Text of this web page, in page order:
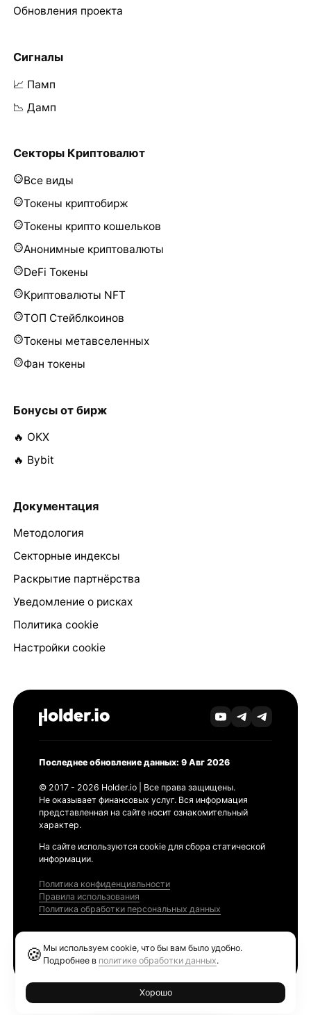
Обновления проекта
Сигналы
📈 Памп
📉 Дамп
Секторы Криптовалют
Все виды
Токены криптобирж
Токены крипто кошельков
Анонимные криптовалюты
DeFi Токены
Криптовалюты NFT
ТОП Стейблкоинов
Токены метавселенных
Фан токены
Бонусы от бирж
🔥 OKX
🔥 Bybit
Документация
Методология
Секторные индексы
Раскрытие партнёрства
Уведомление о рисках
Политика cookie
Настройки cookie
Последнее обновление данных: 9 Авг 2026
© 2017 - 2026 Holder.io | Все права защищены.
Не оказывает финансовых услуг. Вся информация
представленная на сайте носит ознакомительный
характер.
На сайте используются cookie для сбора статической
информации.
Политика конфиденциальности
Правила использования
Политика обработки персональных данных
🍪 Мы используем cookie, что бы вам было удобно.
Подробнее в политике обработки данных.
Хорошо
Ethereum GAS Tracker